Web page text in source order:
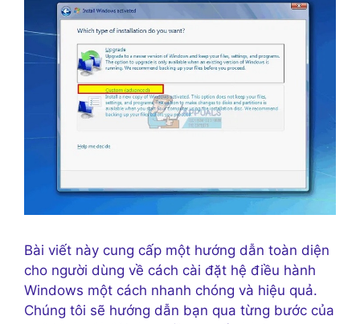
Bài viết này cung cấp một hướng dẫn toàn diện
cho người dùng về cách cài đặt hệ điều hành
Windows một cách nhanh chóng và hiệu quả.
Chúng tôi sẽ hướng dẫn bạn qua từng bước của